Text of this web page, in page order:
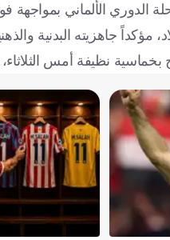
الألماني بمواجهة
مؤكداً جاهزيته البدنية
نظيفة أمس